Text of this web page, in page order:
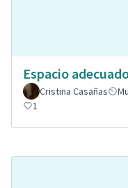
Espacio
Cristina Casañas
1